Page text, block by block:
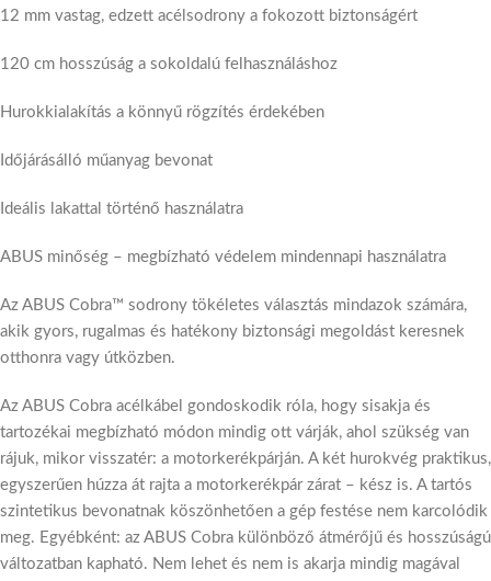
12 mm vastag, edzett acélsodrony a fokozott biztonságért
120 cm hosszúság a sokoldalú felhasználáshoz
Hurokkialakítás a könnyű rögzítés érdekében
Időjárásálló műanyag bevonat
Ideális lakattal történő használatra
ABUS minőség – megbízható védelem mindennapi használatra
Az ABUS Cobra™ sodrony tökéletes választás mindazok számára,
akik gyors, rugalmas és hatékony biztonsági megoldást keresnek
otthonra vagy útközben.
Az ABUS Cobra acélkábel gondoskodik róla, hogy sisakja és
tartozékai megbízható módon mindig ott várják, ahol szükség van
rájuk, mikor visszatér: a motorkerékpárján. A két hurokvég praktikus,
egyszerűen húzza át rajta a motorkerékpár zárat – kész is. A tartós
szintetikus bevonatnak köszönhetően a gép festése nem karcolódik
meg. Egyébként: az ABUS Cobra különböző átmérőjű és hosszúságú
változatban kapható. Nem lehet és nem is akarja mindig magával